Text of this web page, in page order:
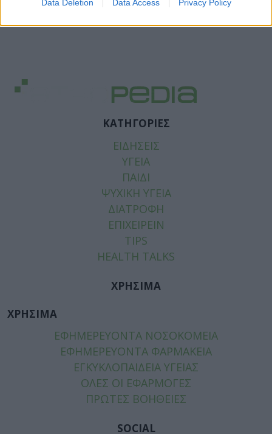
Data Deletion Data Access Privacy Policy
ΚΑΤΗΓΟΡΙΕΣ
ΕΙΔΗΣΕΙΣ
ΥΓΕΙΑ
ΠΑΙΔΙ
ΨΥΧΙΚΗ ΥΓΕΙΑ
ΔΙΑΤΡΟΦΗ
ΕΠΙΧΕΙΡΕΙΝ
TIPS
HEALTH TALKS
ΧΡΗΣΙΜΑ
ΧΡΗΣΙΜΑ
ΕΦΗΜΕΡΕΥΟΝΤΑ ΝΟΣΟΚΟΜΕΙΑ
ΕΦΗΜΕΡΕΥΟΝΤΑ ΦΑΡΜΑΚΕΙΑ
ΕΓΚΥΚΛΟΠΑΙΔΕΙΑ ΥΓΕΙΑΣ
ΟΛΕΣ ΟΙ ΕΦΑΡΜΟΓΕΣ
ΠΡΩΤΕΣ ΒΟΗΘΕΙΕΣ
SOCIAL